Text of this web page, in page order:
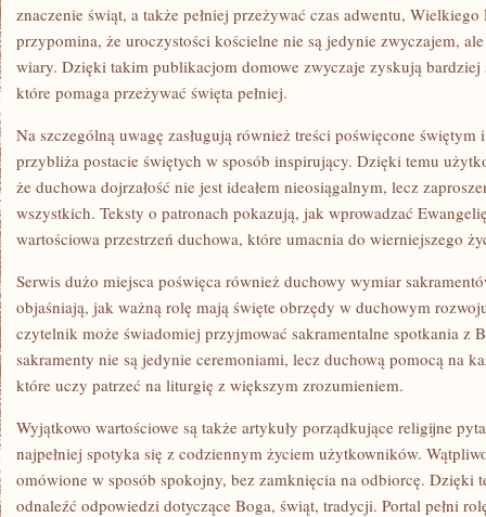
znaczenie świąt, a także pełniej przeżywać czas adwentu,
przypomina, że uroczystości kościelne nie są jedynie zwyczajem,
wiary. Dzięki takim publikacjom domowe zwyczaje zyskują bardziej
które pomaga przeżywać święta pełniej.
Na szczególną uwagę zasługują również treści poświęcone świętym
przybliża postacie świętych w sposób inspirujący. Dzięki temu
że duchowa dojrzałość nie jest ideałem nieosiągalnym, lecz
wszystkich. Teksty o patronach pokazują, jak wprowadzać
wartościowa przestrzeń duchowa, które umacnia do wierniejszego
Serwis dużo miejsca poświęca również duchowy wymiar
objaśniają, jak ważną rolę mają święte obrzędy w duchowym
czytelnik może świadomiej przyjmować sakramentalne spotkania z
sakramenty nie są jedynie ceremoniami, lecz duchową pomocą na
które uczy patrzeć na liturgię z większym zrozumieniem.
Wyjątkowo wartościowe są także artykuły porządkujące religijne
najpełniej spotyka się z codziennym życiem użytkowników.
omówione w sposób spokojny, bez zamknięcia na odbiorcę. Dzięki
odnaleźć odpowiedzi dotyczące Boga, świąt, tradycji. Portal pełni